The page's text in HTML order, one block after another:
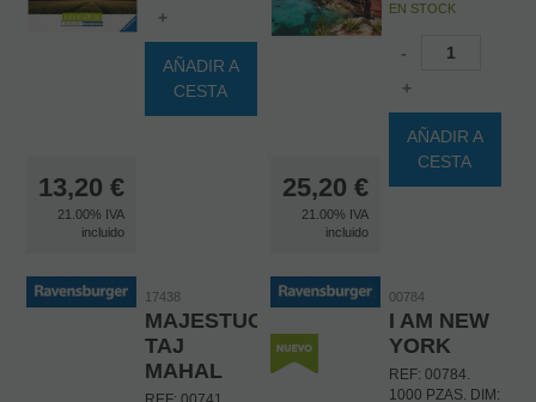
13,20 €
21.00% IVA
incluido
+
AÑADIR A
CESTA
25,20 €
21.00% IVA
incluido
EN STOCK
-
+
AÑADIR A
CESTA
17438
MAJESTUOSO
TAJ
MAHAL
00784
I AM NEW
YORK
REF: 00784.
1000 PZAS. DIM: